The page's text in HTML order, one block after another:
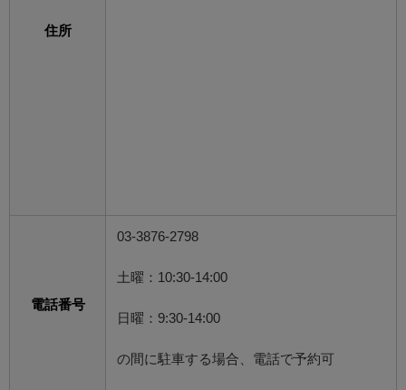
住所
電話番号
03-3876-2798
土曜：10:30-14:00
日曜：9:30-14:00
の間に駐車する場合、電話で予約可